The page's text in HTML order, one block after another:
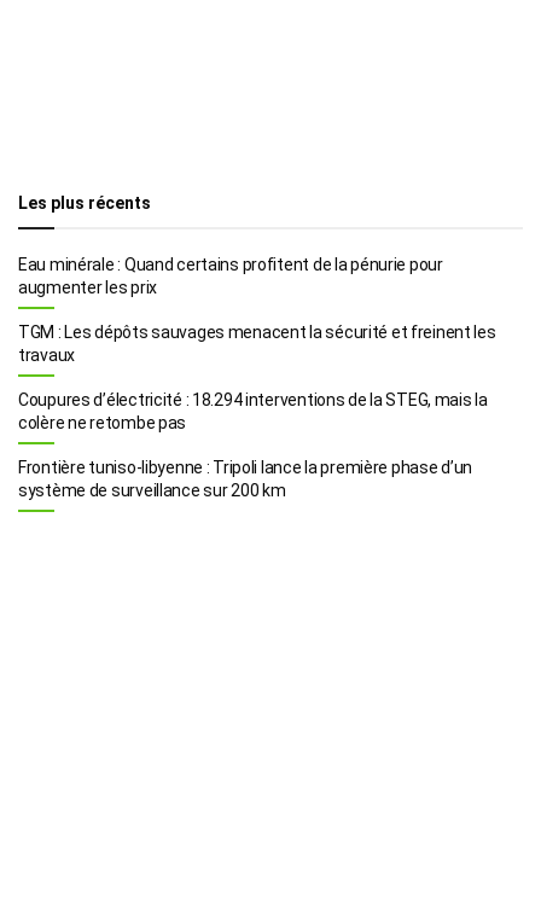
Les plus récents
Eau minérale : Quand certains profitent de la pénurie pour
augmenter les prix
TGM : Les dépôts sauvages menacent la sécurité et freinent les
travaux
Coupures d’électricité : 18.294 interventions de la STEG, mais la
colère ne retombe pas
Frontière tuniso-libyenne : Tripoli lance la première phase d’un
système de surveillance sur 200 km